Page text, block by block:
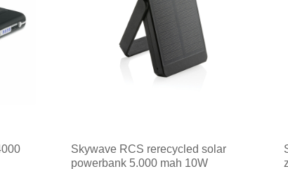
Skywave RCS rerecycled solar
powerbank 5.000 mah 10W